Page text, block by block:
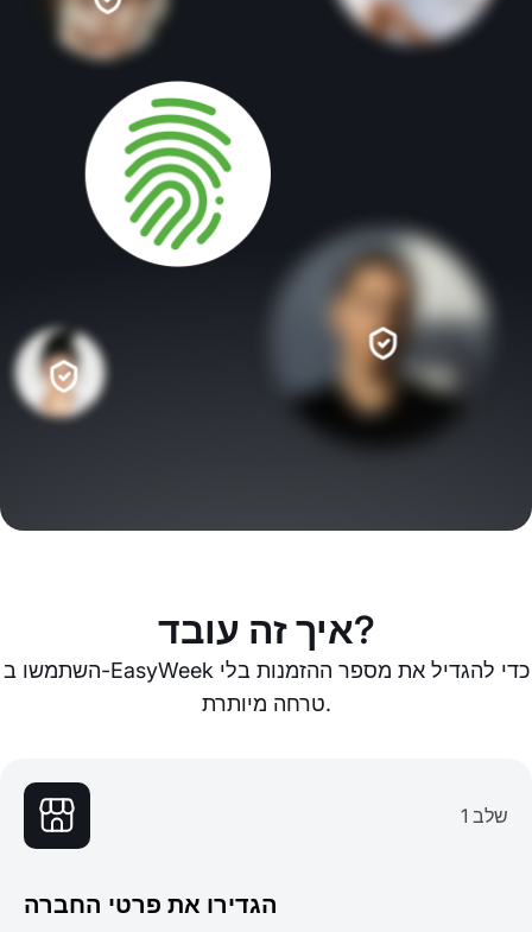
איך זה עובד?
השתמשו ב-EasyWeek כדי להגדיל את מספר ההזמנות בלי
טרחה מיותרת.
שלב 1
הגדירו את פרטי החברה